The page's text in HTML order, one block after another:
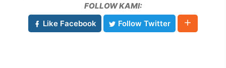
FOLLOW KAMI:
Like Facebook
Follow Twitter